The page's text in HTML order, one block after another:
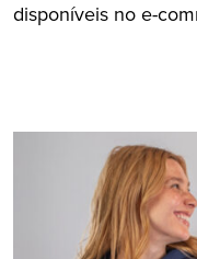
disponíveis no e-